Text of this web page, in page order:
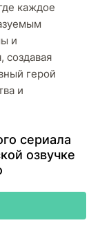
каждое
и
создавая
герой
и
cepиaлa
oзвучкe